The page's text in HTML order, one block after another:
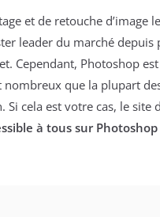
et de retouche d’image
leader du marché depuis
Cependant, Photoshop
que la plupart
Si cela est votre cas, le
à tous sur Photoshop